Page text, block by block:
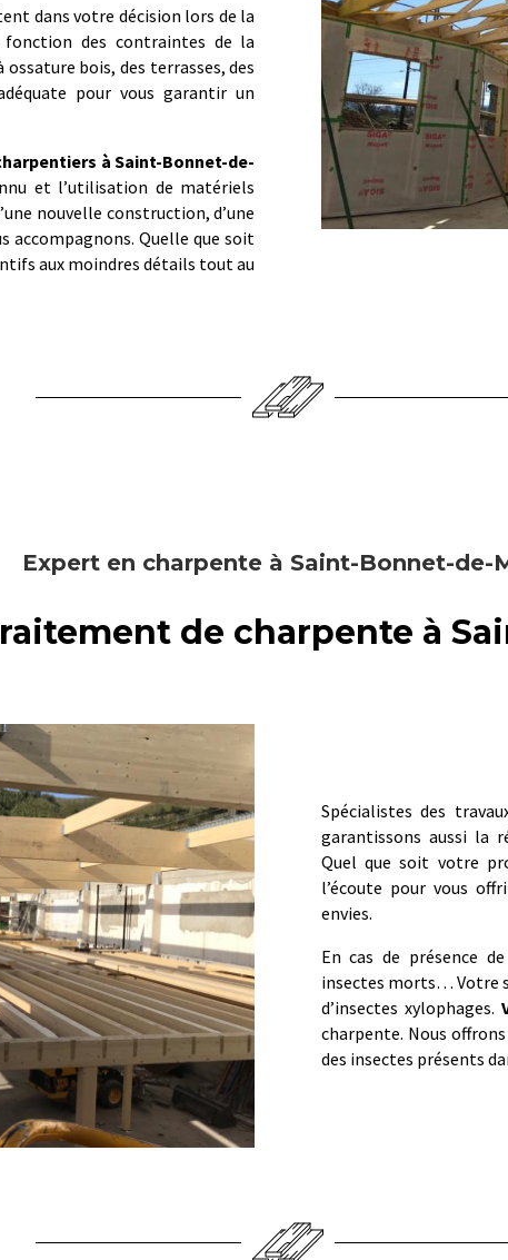
dans votre décision lors de la
des contraintes de la
bois, des terrasses, des
pour vous garantir un
à Saint-Bonnet-de-
et l’utilisation de matériels
nouvelle construction, d’une
accompagnons. Quelle que soit
aux moindres détails tout au
Expert en charpente à Saint-Bonnet-de-
de charpente à
Spécialistes des
garantissons aussi la
Quel que soit votre
l’écoute pour vous
envies.
En cas de présence
insectes morts… Votre
d’insectes xylophages.
charpente. Nous
des insectes présents